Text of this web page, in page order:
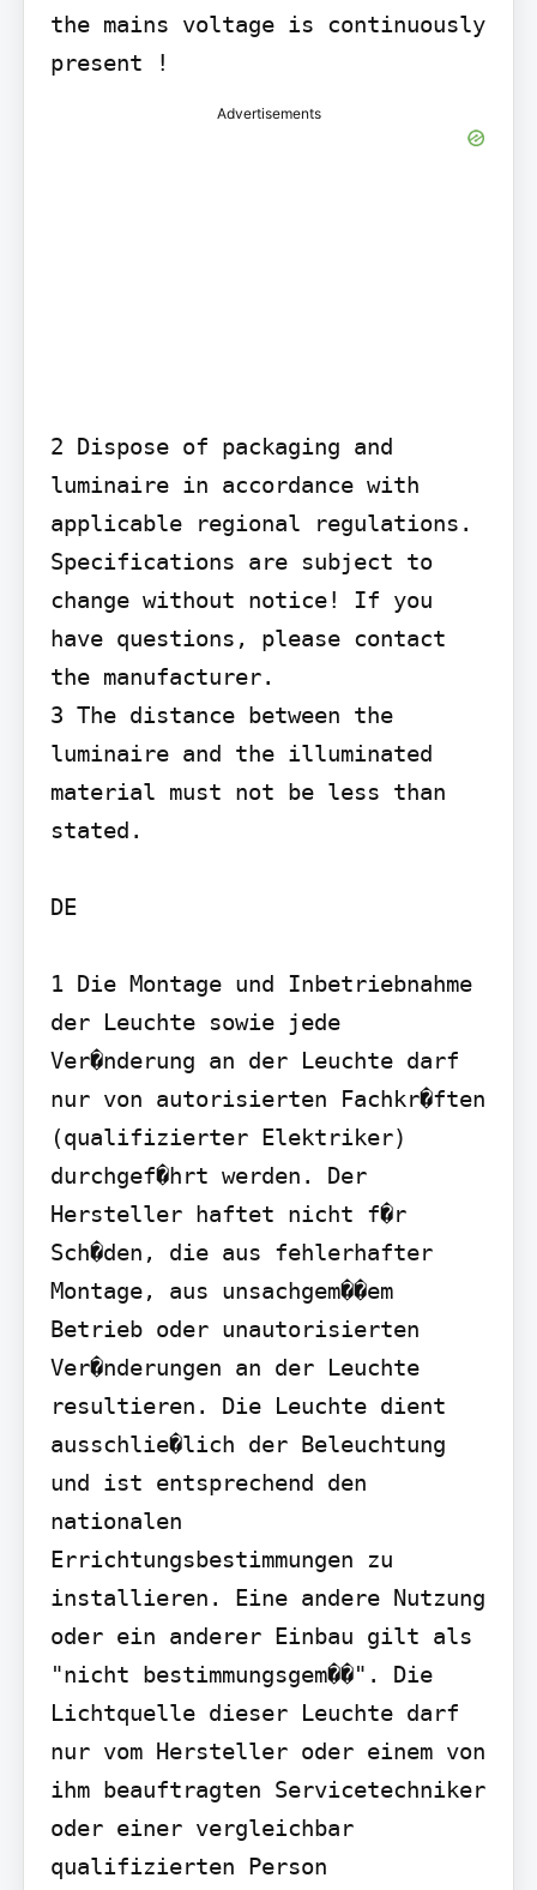
the mains voltage is continuously
present !
Advertisements
2 Dispose of packaging and
luminaire in accordance with
applicable regional regulations.
Specifications are subject to
change without notice! If you
have questions, please contact
the manufacturer.
3 The distance between the
luminaire and the illuminated
material must not be less than
stated.
DE
1 Die Montage und Inbetriebnahme
der Leuchte sowie jede
Ver�nderung an der Leuchte darf
nur von autorisierten Fachkr�ften
(qualifizierter Elektriker)
durchgef�hrt werden. Der
Hersteller haftet nicht f�r
Sch�den, die aus fehlerhafter
Montage, aus unsachgem��em
Betrieb oder unautorisierten
Ver�nderungen an der Leuchte
resultieren. Die Leuchte dient
ausschlie�lich der Beleuchtung
und ist entsprechend den
nationalen
Errichtungsbestimmungen zu
installieren. Eine andere Nutzung
oder ein anderer Einbau gilt als
"nicht bestimmungsgem��". Die
Lichtquelle dieser Leuchte darf
nur vom Hersteller oder einem von
ihm beauftragten Servicetechniker
oder einer vergleichbar
qualifizierten Person